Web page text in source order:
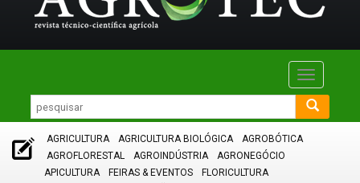
Toggle
AGRICULTURA AGRICULTURA BIOLÓGICA
AGROBÓTICA
AGROFLORESTAL
AGROINDÚSTRIA
AGRONEGÓCIO
APICULTURA
FEIRAS & EVENTOS
FLORICULTURA